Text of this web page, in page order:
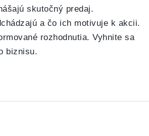
skutočný predaj.
a čo ich motivuje k akcii.
rozhodnutia. Vyhnite sa
biznisu.